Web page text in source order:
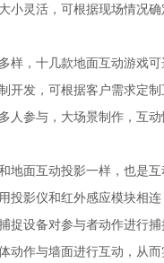
小灵活，可根据现场情况
样，十几款地面互动游戏可
开发，可根据客户需求定
人参与，大场景制作，互动
地面互动投影一样，也是
投影仪和红外感应模块相
捉设备对参与者动作进行
动作与墙面进行互动，从